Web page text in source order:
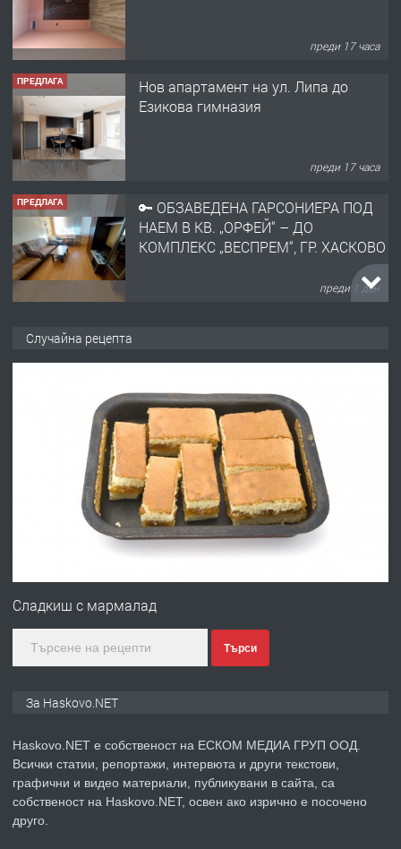
преди 17 часа
ПРЕДЛАГА
Нов апартамент на ул. Липа до
Езикова гимназия
преди 17 часа
ПРЕДЛАГА
🔑 ОБЗАВЕДЕНА ГАРСОНИЕРА ПОД
НАЕМ В КВ. „ОРФЕЙ“ – ДО
КОМПЛЕКС „ВЕСПРЕМ“, ГР. ХАСКОВО
преди 1 ден
АПАРТАМЕНТ В ЦЕНТЪРА НА ГР.
ХАСКОВО
Давам гараж под наем
преди 2 дни
градската градина!
преди 3 дни
ПРЕДЛАГА
Продавам парцел в гр. Хасково кв.
Случайна рецепта
Сладкиш с мармалад
Търси
За Haskovo.NET
Haskovo.NET е собственост на ЕСКОМ МЕДИА ГРУП ООД.
Всички статии, репортажи, интервюта и други текстови,
графични и видео материали, публикувани в сайта, са
собственост на Haskovo.NET, освен ако изрично е посочено
друго.